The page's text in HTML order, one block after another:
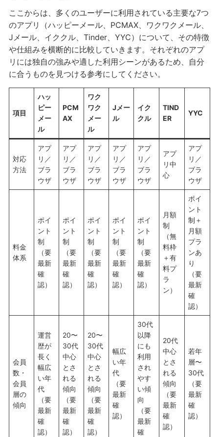
ここからは、多くのユーザーに利用されている主要な7つ
のアプリ（ハッピーメール、PCMAX、ワクワクメール、
Jメール、イククル、Tinder、YYC）について、その特徴
や仕組みを横断的に比較していきます。それぞれのアプ
リには独自の強みや適した利用シーンがあるため、自分
に合うものを見つける参考にしてください。
項目
ハッ
ピー
メー
ル
PCM
AX
ワク
ワク
メー
ル
Jメー
ル
イク
クル
TIND
ER
YYC
対応
方法
アプ
リ／
ブラ
ウザ
アプ
リ／
ブラ
ウザ
アプ
リ／
ブラ
ウザ
アプ
リ／
ブラ
ウザ
アプ
リ／
ブラ
ウザ
アプ
リ中
心
アプ
リ／
ブラ
ウザ
料金
体系
ポイ
ント
制
（要
最新
確
認）
ポイ
ント
制
（要
最新
確
認）
ポイ
ント
制
（要
最新
確
認）
ポイ
ント
制
（要
最新
確
認）
ポイ
ント
制
（要
最新
確
認）
月額
制
（無
料枠
＋有
料プ
ラ
ン）
ポイ
ント
制＋
月額
プラ
ンあ
り
（要
最新
確
認）
会員
数・
会員
層の
傾向
運営
歴が
長く
幅広
い年
代
（要
最新
確
認）
20〜
30代
中心
とさ
れる
傾向
（要
最新
確
認）
20〜
30代
中心
とさ
れる
傾向
（要
最新
確
認）
幅広
い年
代
（要
最新
確
認）
30代
以降
にも
利用
され
やす
い傾
向
（要
最新
確
20代
中心
とさ
れる
傾向
（要
最新
確
認）
若年
層〜
30代
（要
最新
確
認）